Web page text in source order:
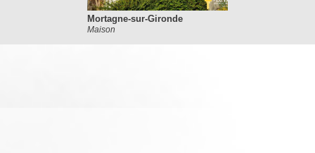
Mortagne-sur-Gironde
Maison